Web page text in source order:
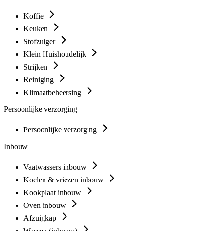
Koffie
Keuken
Stofzuiger
Klein Huishoudelijk
Strijken
Reiniging
Klimaatbeheersing
Persoonlijke verzorging
Persoonlijke verzorging
Inbouw
Vaatwassers inbouw
Koelen & vriezen inbouw
Kookplaat inbouw
Oven inbouw
Afzuigkap